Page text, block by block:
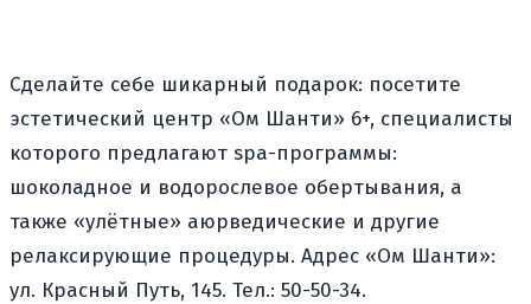
Сделайте себе шикарный подарок: посетите
эстетический центр «Ом Шанти» 6+, специалисты
которого предлагают spa-программы:
шоколадное и водорослевое обертывания, а
также «улётные» аюрведические и другие
релаксирующие процедуры. Адрес «Ом Шанти»:
ул. Красный Путь, 145. Тел.: 50-50-34.